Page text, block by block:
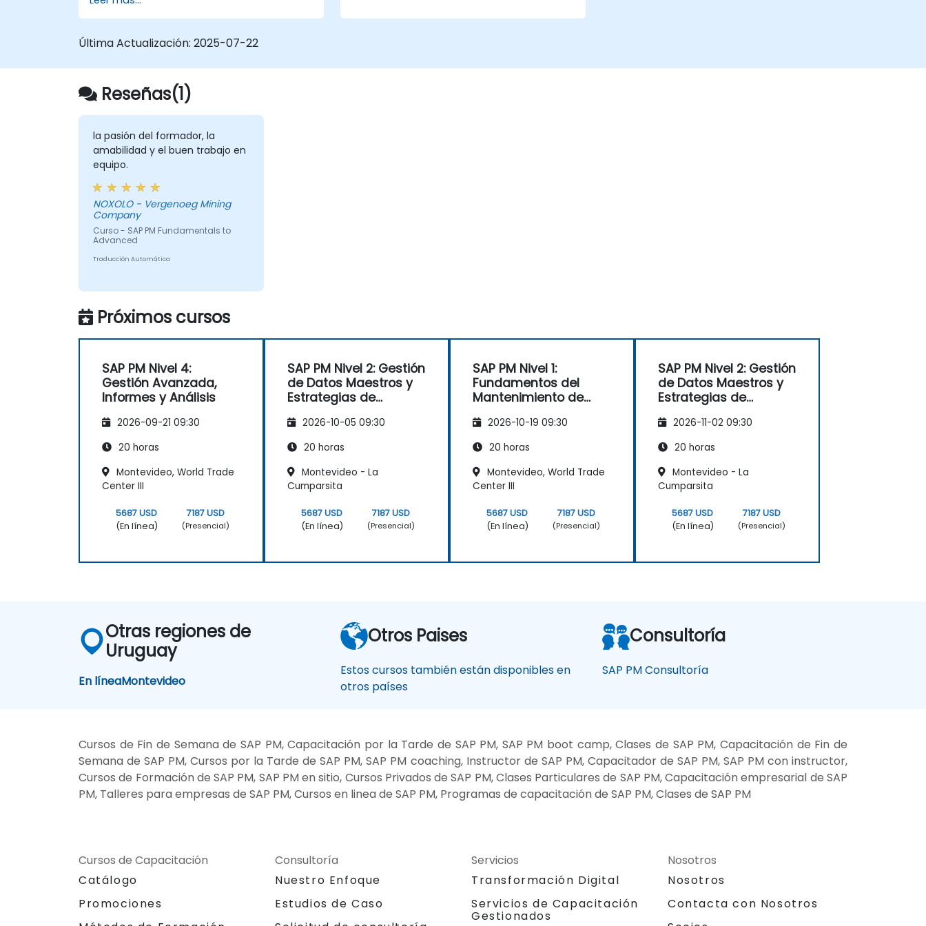
Última Actualización: 2025-07-22
Reseñas(1)
la pasión del formador, la
amabilidad y el buen trabajo en
equipo.
NOXOLO - Vergenoeg Mining
Company
Curso - SAP PM Fundamentals to
Advanced
Traducción Automática
Próximos cursos
SAP PM Nivel 4:
Gestión Avanzada,
Informes y Análisis
2026-09-21 09:30
20 horas
Montevideo, World Trade
Center III
5687 USD
(En línea)
7187 USD
(Presencial)
SAP PM Nivel 2: Gestión
de Datos Maestros y
Estrategias de
2026-10-05 09:30
20 horas
Montevideo - La
Cumparsita
5687 USD
(En línea)
7187 USD
(Presencial)
SAP PM Nivel 1:
Fundamentos del
Mantenimiento de
2026-10-19 09:30
20 horas
Montevideo, World Trade
Center III
5687 USD
(En línea)
7187 USD
(Presencial)
SAP PM Nivel 2: Gestión
de Datos Maestros y
Estrategias de
2026-11-02 09:30
20 horas
Montevideo - La
Cumparsita
5687 USD
(En línea)
7187 USD
(Presencial)
Otras regiones de
Uruguay
En líneaMontevideo
Otros Paises
Estos cursos también están disponibles en
otros países
Consultoría
SAP PM Consultoría
Cursos de Fin de Semana de SAP PM, Capacitación por la Tarde de SAP PM, SAP PM boot camp, Clases de SAP PM, Capacitación de Fin de
Semana de SAP PM, Cursos por la Tarde de SAP PM, SAP PM coaching, Instructor de SAP PM, Capacitador de SAP PM, SAP PM con instructor,
Cursos de Formación de SAP PM, SAP PM en sitio, Cursos Privados de SAP PM, Clases Particulares de SAP PM, Capacitación empresarial de SAP
PM, Talleres para empresas de SAP PM, Cursos en linea de SAP PM, Programas de capacitación de SAP PM, Clases de SAP PM
Cursos de Capacitación
Catálogo
Promociones
Consultoría
Nuestro Enfoque
Estudios de Caso
Servicios
Transformación Digital
Servicios de Capacitación
Gestionados
Nosotros
Nosotros
Contacta con Nosotros